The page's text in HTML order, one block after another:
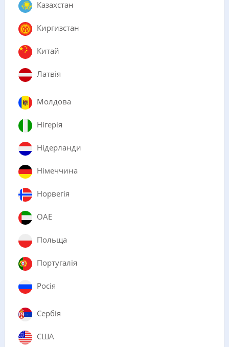
Казахстан
Киргизстан
Китай
Латвія
Молдова
Нігерія
Нідерланди
Німеччина
Норвегія
ОАЕ
Польща
Португалія
Росія
Сербія
США